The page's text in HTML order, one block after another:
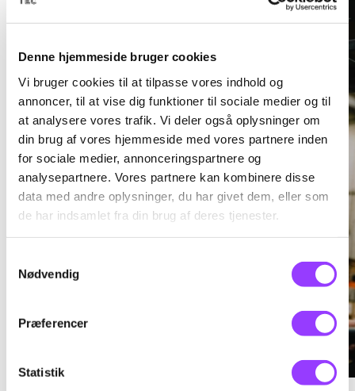
Denne hjemmeside bruger cookies
Vi bruger cookies til at tilpasse vores indhold og
annoncer, til at vise dig funktioner til sociale medier og til
at analysere vores trafik. Vi deler også oplysninger om
din brug af vores hjemmeside med vores partnere inden
for sociale medier, annonceringspartnere og
analysepartnere. Vores partnere kan kombinere disse
data med andre oplysninger, du har givet dem, eller som
de har indsamlet fra din brug af deres tjenester.
Nødvendig
Præferencer
Statistik